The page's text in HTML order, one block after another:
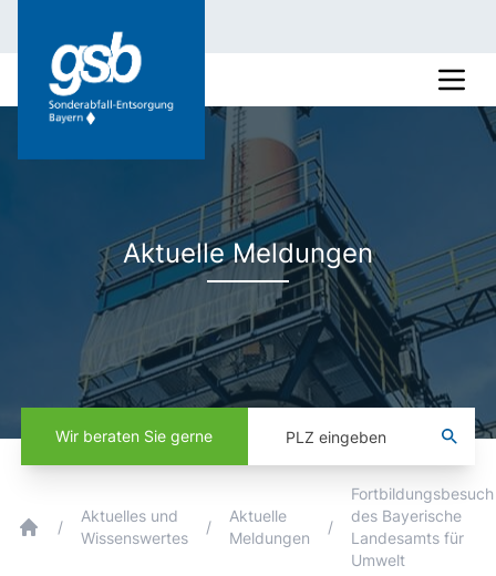
Aktuelle Meldungen
Wir beraten Sie gerne
breadcrumb.home
/
Aktuelles und
Wissenswertes
/
Aktuelle
Meldungen
/
Fortbildungsbesuch
des Bayerische
Landesamts für
Umwelt